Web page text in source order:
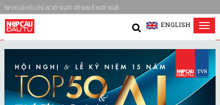
TẠP CHÍ CỦA HỘI LIÊN LẠC VỚI NGƯỜI VIỆT NAM Ở NƯỚC NGOÀI
ENGLISH